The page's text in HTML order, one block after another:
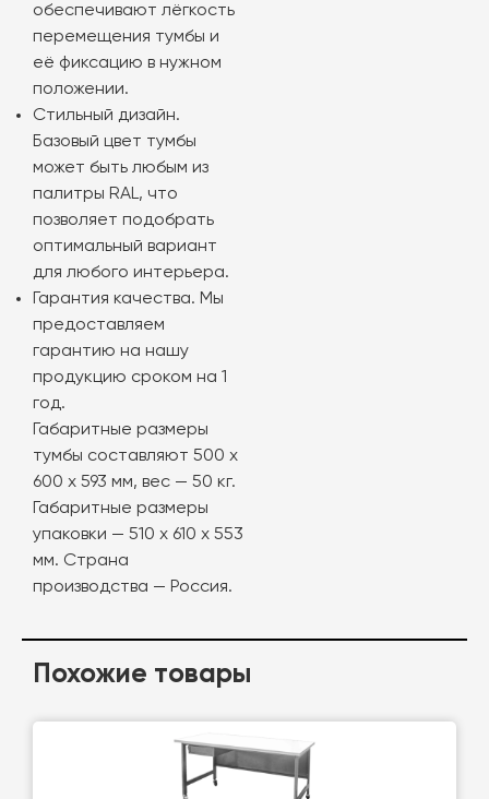
обеспечивают лёгкость
перемещения тумбы и
её фиксацию в нужном
положении.
Стильный дизайн.
Базовый цвет тумбы
может быть любым из
палитры RAL, что
позволяет подобрать
оптимальный вариант
для любого интерьера.
Гарантия качества. Мы
предоставляем
гарантию на нашу
продукцию сроком на 1
год.
Габаритные размеры
тумбы составляют 500 х
600 х 593 мм, вес — 50 кг.
Габаритные размеры
упаковки — 510 х 610 х 553
мм. Страна
производства — Россия.
Похожие товары